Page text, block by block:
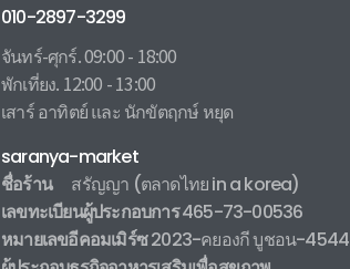
010-2897-3299
จันทร์-ศุกร์. 09:00 - 18:00
พักเที่ยง. 12:00 - 13:00
เสาร์ อาทิตย์ และ นักขัตฤกษ์ หยุด
saranya-market
ชื่อร้าน สรัญญา (ตลาดไทย in a korea)
เลขทะเบียนผู้ประกอบการ465-73-00536
หมายเลขอีคอมเมิร์ซ2023-คยองกี บูชอน-4544